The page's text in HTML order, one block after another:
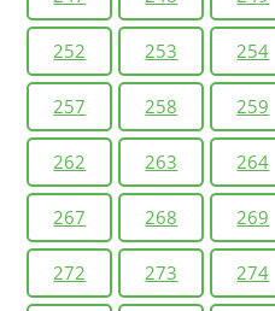
252 253 254
257 258 259
262 263 264
267 268 269
272 273 274